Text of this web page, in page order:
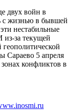
двух войн в
с жизнью в бывшей
нестабильные
за текущей
Сараево 5 апреля
конфликтов в